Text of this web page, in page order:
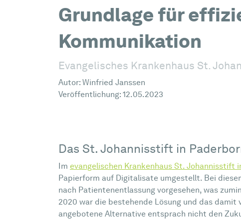
Grundlage für
Kommunikation
Evangelisches Krankenhaus St.
Autor: Winfried Janssen
Veröffentlichung: 12.05.2023
Das St. Johannisstift in
Im evangelischen Krankenhaus St. Johannisstift
Papierform auf Digitalisate umgestellt. Bei
nach Patientenentlassung vorgesehen, was
2020 war die bestehende Lösung und das
angebotene Alternative entsprach nicht den